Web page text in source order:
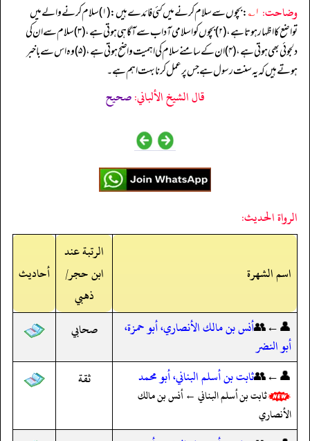
وضاحت: ۱؎
: بچوں سے سلام کرنے میں کئی فائدے ہیں: (۱) سلام کرنے والے میں
تواضع کا اظہار ہوتا ہے، (۲) بچوں کو اسلامی آداب سے آگاہی ہوتی ہے، (۳) سلام سے ان کی
دلجوئی بھی ہوتی ہے، (۴) ان کے سامنے سلام کی اہمیت واضح ہوتی ہے، (۵) وہ اس سے باخبر
ہوتے ہیں کہ یہ سنت رسول ہے جس پر عمل کرنا بہت اہم ہے۔
قال الشيخ الألباني:صحيح
الرواة الحديث:
اسم الشهرة
الرتبة عند
ابن حجر/
ذهبي
أحاديث
👤←👥أنس بن مالك الأنصاري، أبو حمزة،
أبو النضر
صحابي
👤←👥ثابت بن أسلم البناني، أبو محمد
ثابت بن أسلم البناني ← أنس بن مالك
الأنصاري
ثقة